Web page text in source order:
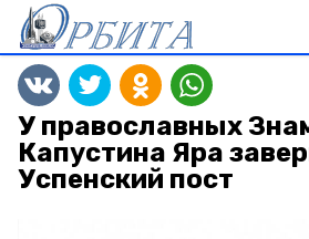
У православных
Капустина Яра
Успенский пост